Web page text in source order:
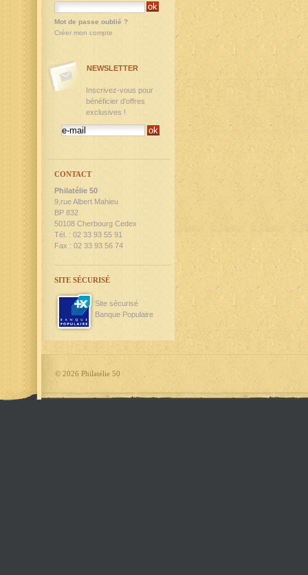
Mot de passe oublié ?
Créer mon compte
NEWSLETTER
Inscrivez-vous pour
bénéficier d'offres
exclusives !
CONTACT
Philatélie 50
9,rue Albert Mahieu
BP 832
50108 Cherbourg Cedex
Tél. : 02 33 93 55 91
Fax : 02 33 93 56 74
SITE SÉCURISÉ
Site sécurisé
Banque Populaire
© 2026 Philatélie 50